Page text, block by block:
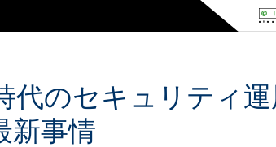
代のセキュリティ
事情